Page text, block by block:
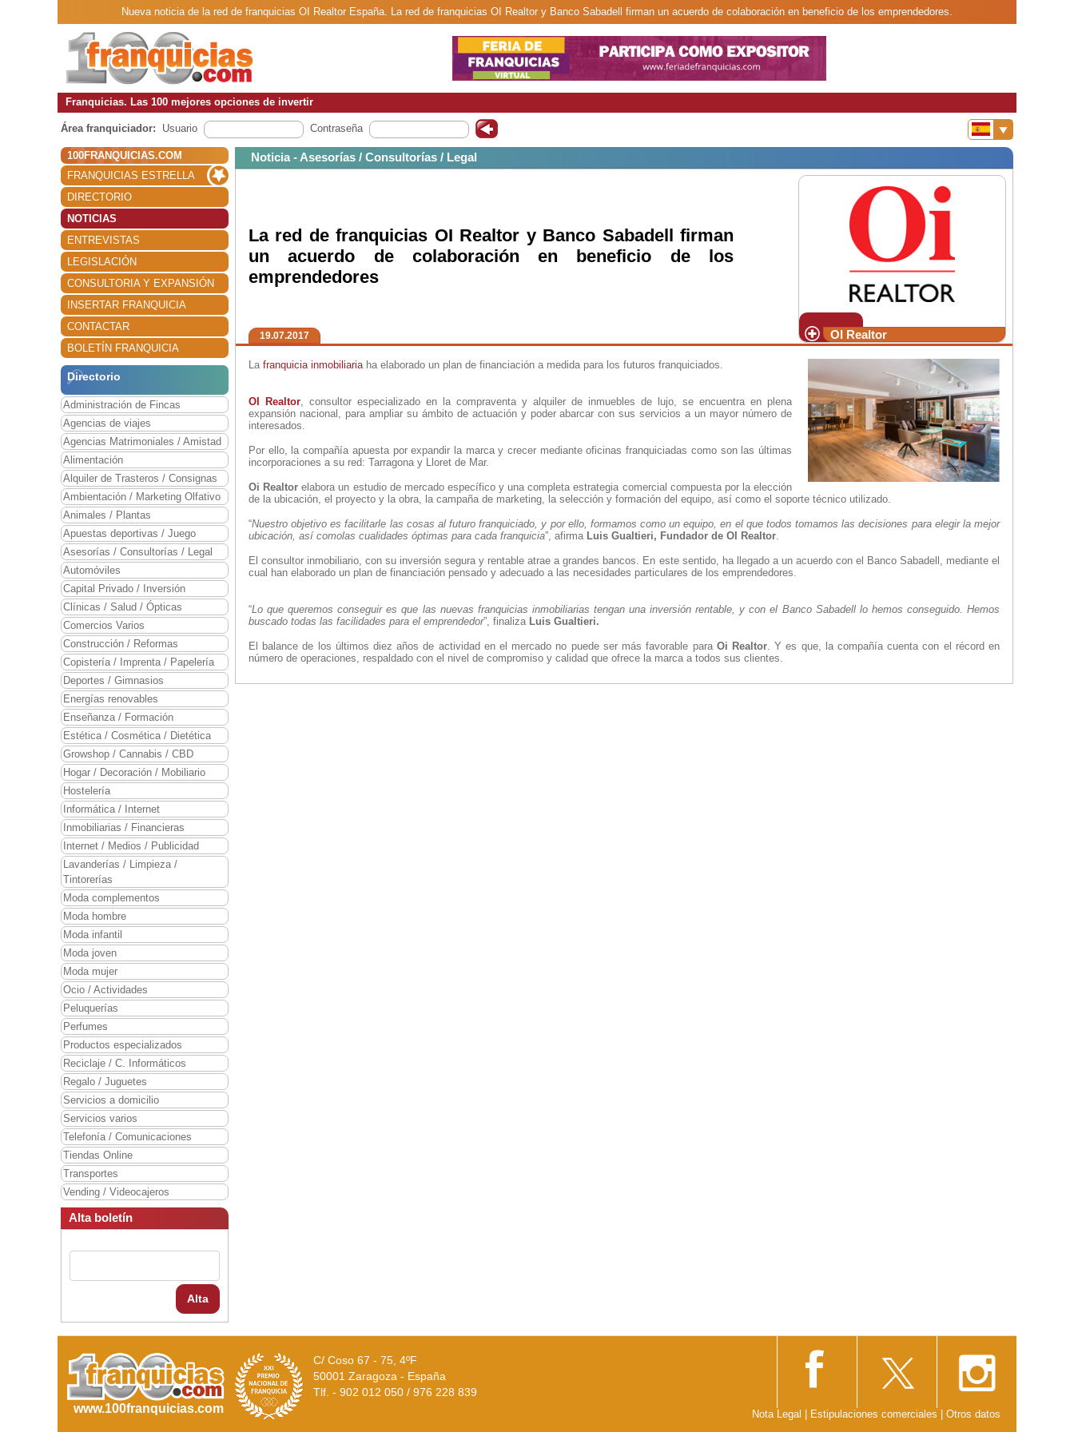
Nueva noticia de la red de franquicias OI Realtor España. La red de franquicias OI Realtor y Banco Sabadell firman un acuerdo de colaboración en beneficio de los emprendedores.
Franquicias. Las 100 mejores opciones de invertir
Área franquiciador: Usuario Contraseña
100FRANQUICIAS.COM
FRANQUICIAS ESTRELLA
DIRECTORIO
NOTICIAS
ENTREVISTAS
LEGISLACIÓN
CONSULTORIA Y EXPANSIÓN
INSERTAR FRANQUICIA
CONTACTAR
BOLETÍN FRANQUICIA
Directorio
Administración de Fincas
Agencias de viajes
Agencias Matrimoniales / Amistad
Alimentación
Alquiler de Trasteros / Consignas
Ambientación / Marketing Olfativo
Animales / Plantas
Apuestas deportivas / Juego
Asesorías / Consultorías / Legal
Automóviles
Capital Privado / Inversión
Clínicas / Salud / Ópticas
Comercios Varios
Construcción / Reformas
Copistería / Imprenta / Papelería
Deportes / Gimnasios
Energías renovables
Enseñanza / Formación
Estética / Cosmética / Dietética
Growshop / Cannabis / CBD
Hogar / Decoración / Mobiliario
Hostelería
Informática / Internet
Inmobiliarias / Financieras
Internet / Medios / Publicidad
Lavanderías / Limpieza /
Tintorerías
Moda complementos
Moda hombre
Moda infantil
Moda joven
Moda mujer
Ocio / Actividades
Peluquerías
Perfumes
Productos especializados
Reciclaje / C. Informáticos
Regalo / Juguetes
Servicios a domicilio
Servicios varios
Telefonía / Comunicaciones
Tiendas Online
Transportes
Vending / Videocajeros
Alta boletín
Alta
Noticia - Asesorías / Consultorías / Legal
OI Realtor
La red de franquicias OI Realtor y Banco Sabadell firman
un acuerdo de colaboración en beneficio de los
emprendedores
19.07.2017
La franquicia inmobiliariaha elaborado un plan de financiación a medida para los futuros franquiciados.
OI Realtor, consultor especializado en la compraventa y alquiler de inmuebles de lujo, se encuentra en plena
expansión nacional, para ampliar su ámbito de actuación y poder abarcar con sus servicios a un mayor número de
interesados.
Por ello, la compañía apuesta por expandir la marca y crecer mediante oficinas franquiciadas como son las últimas
incorporaciones a su red: Tarragona y Lloret de Mar.
Oi Realtor elabora un estudio de mercado específico y una completa estrategia comercial compuesta por la elección
de la ubicación, el proyecto y la obra, la campaña de marketing, la selección y formación del equipo, así como el soporte técnico utilizado.
“Nuestro objetivo es facilitarle las cosas al futuro franquiciado, y por ello, formamos como un equipo, en el que todos tomamos las decisiones para elegir la mejor
ubicación, así comolas cualidades óptimas para cada franquicia”, afirma Luis Gualtieri, Fundador de OI Realtor.
El consultor inmobiliario, con su inversión segura y rentable atrae a grandes bancos. En este sentido, ha llegado a un acuerdo con el Banco Sabadell, mediante el
cual han elaborado un plan de financiación pensado y adecuado a las necesidades particulares de los emprendedores.
“Lo que queremos conseguir es que las nuevas franquicias inmobiliarias tengan una inversión rentable, y con el Banco Sabadell lo hemos conseguido. Hemos
buscado todas las facilidades para el emprendedor”, finaliza Luis Gualtieri.
El balance de los últimos diez años de actividad en el mercado no puede ser más favorable para Oi Realtor. Y es que, la compañía cuenta con el récord en
número de operaciones, respaldado con el nivel de compromiso y calidad que ofrece la marca a todos sus clientes.
www.100franquicias.com
C/ Coso 67 - 75, 4ºF
50001 Zaragoza - España
Tlf. - 902 012 050 / 976 228 839
Nota Legal Estipulaciones comerciales Otros datos